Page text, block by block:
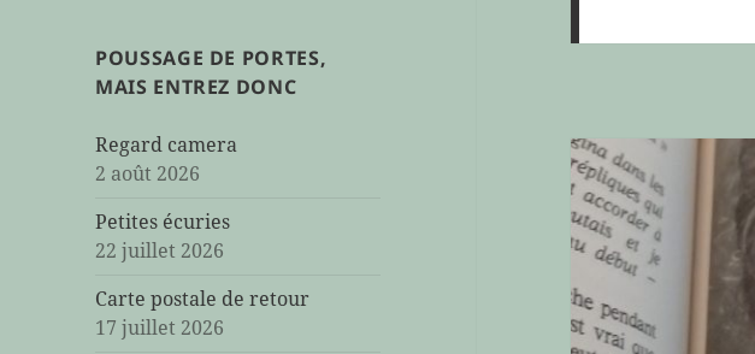
POUSSAGE DE PORTES,
MAIS ENTREZ DONC
Regard camera
2 août 2026
Petites écuries
22 juillet 2026
Carte postale de retour
17 juillet 2026